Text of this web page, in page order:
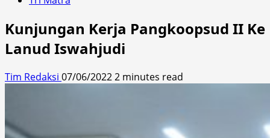
Kunjungan Kerja Pangkoopsud II Ke
Lanud Iswahjudi
Tim Redaksi 07/06/20222 minutes read